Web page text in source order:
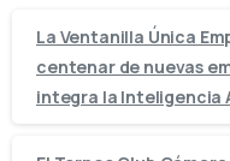
La Ventanilla Única
centenar de nuevas
integra la Inteligencia